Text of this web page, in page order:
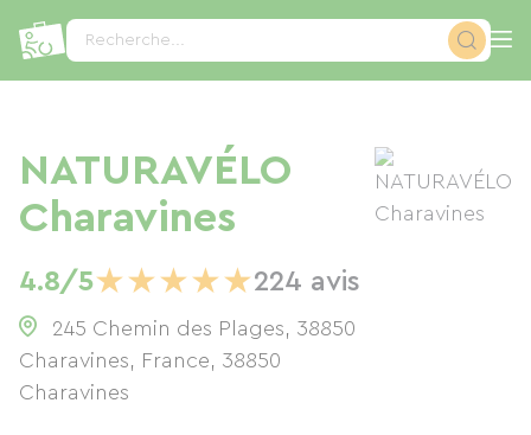
Recherche...
NATURAVÉLO
Charavines
4.8/5★★★★★224 avis
245 Chemin des Plages, 38850
Charavines, France, 38850
Charavines
Panneau de gestion des cookies